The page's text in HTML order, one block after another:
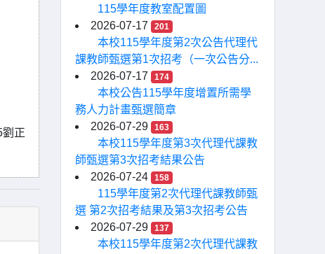
正
115學年度教室配置圖
2026-07-17
201
本校115學年度第2次公告代理代
課教師甄選第1次招考（一次公告分...
2026-07-17
174
本校公告115學年度增置所需學
務人力計畫甄選簡章
2026-07-29
163
本校115學年度第3次代理代課教
師甄選第3次招考結果公告
2026-07-24
158
115學年度第2次代理代課教師甄
選 第2次招考結果及第3次招考公告
2026-07-29
137
本校115學年度第2次代理代課教